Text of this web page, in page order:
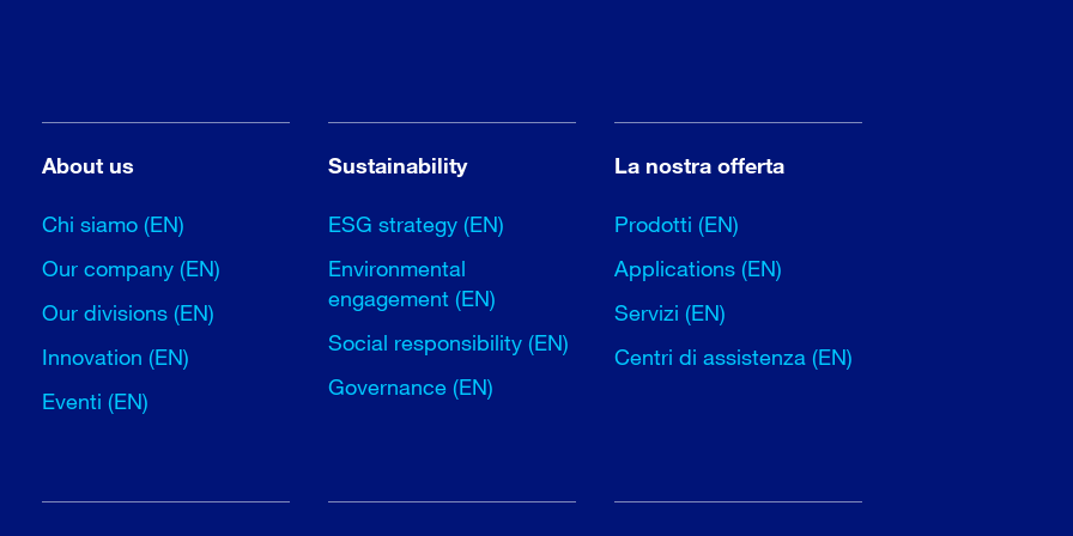
About us
Chi siamo (EN)
Our company (EN)
Our divisions (EN)
Innovation (EN)
Eventi (EN)
Sustainability
ESG strategy (EN)
Environmental
engagement (EN)
Social responsibility (EN)
Governance (EN)
La nostra offerta
Prodotti (EN)
Applications (EN)
Servizi (EN)
Centri di assistenza (EN)